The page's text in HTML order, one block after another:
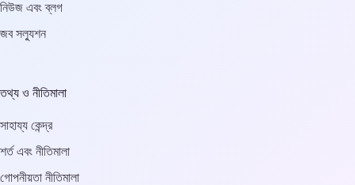
নিউজ এবং ব্লগ
জব সল্যুশন
তথ্য ও নীতিমালা
সাহায্য কেন্দ্র
শর্ত এবং নীতিমালা
গোপনীয়তা নীতিমালা